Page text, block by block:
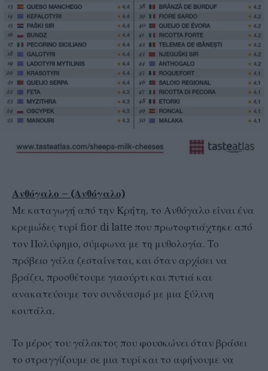
Ανθόγαλο – (Ανθόγαλο)
Με καταγωγή από την Κρήτη, το Ανθόγαλο είναι ένα
κρεμώδες τυρί fior di latte που πρωτοφτιάχτηκε από
τον Πολύφημο, σύμφωνα με τη μυθολογία. Το
πρόβειο γάλα ζεσταίνεται, και όταν αρχίσει να
βράζει, προσθέτουμε γιαούρτι και πυτιά και
ανακατεύουμε τον συνδυασμό με μια ξύλινη
κουτάλα.
Το μέρος του γάλακτος που φουσκώνει όταν βράσει
το στραγγίζουμε σε μια τυρί και το αφήνουμε να